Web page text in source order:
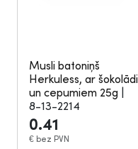
Musli batoniņš
Herkuless, ar šokolādi
un cepumiem 25g
8-13-2214
0.41
€ bez PVN